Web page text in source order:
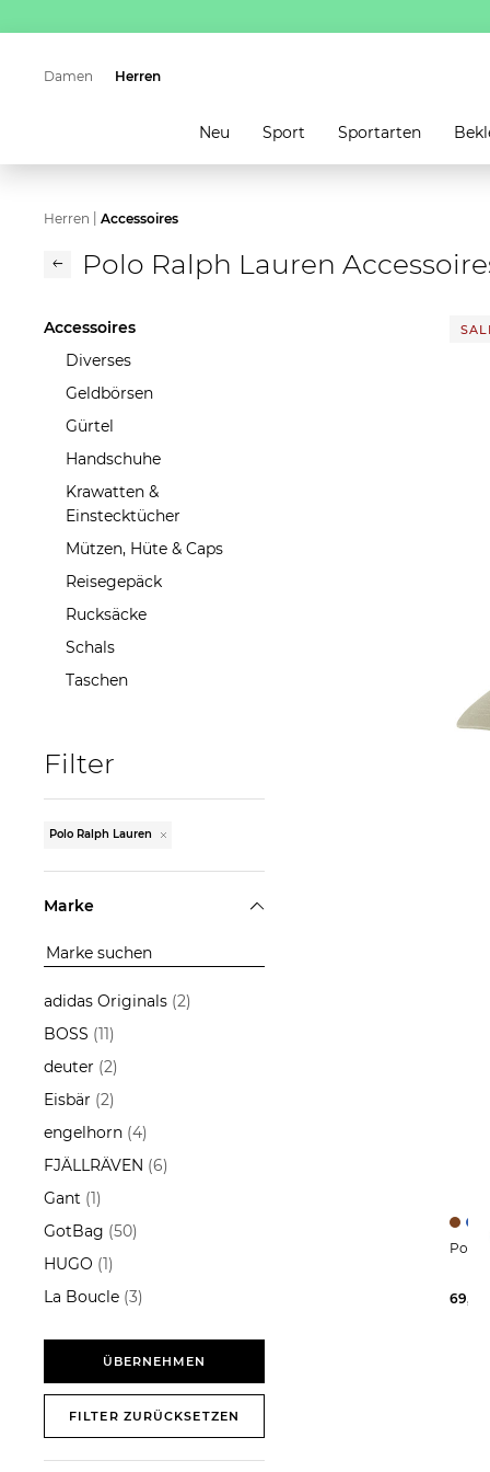
Damen Herren
Neu Sport Sportarten
Herren Accessoires
Polo Ralph Lauren
Accessoires
Diverses
Geldbörsen
Gürtel
Handschuhe
Krawatten &
Einstecktücher
Mützen, Hüte & Caps
Reisegepäck
Rucksäcke
Schals
Taschen
Filter
Polo Ralph Lauren
Marke
adidas Originals (2)
BOSS (11)
deuter (2)
Eisbär (2)
engelhorn (4)
FJÄLLRÄVEN (6)
Gant (1)
GotBag (50)
HUGO (1)
La Boucle (3)
Lloyd Men´s Belts(10)
Marc O'Polo(4)
New Balance(3)
ÜBERNEHMEN
FILTER ZURÜCKSETZEN
Polo
69,95